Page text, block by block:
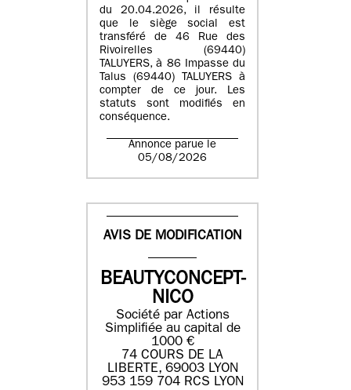
du 20.04.2026, il résulte
que le siège social est
transféré de 46 Rue des
Rivoirelles (69440)
TALUYERS, à 86 Impasse du
Talus (69440) TALUYERS à
compter de ce jour. Les
statuts sont modifiés en
conséquence.
Annonce parue le
05/08/2026
AVIS DE MODIFICATION
BEAUTYCONCEPT-
NICO
Société par Actions
Simplifiée au capital de
1000 €
74 COURS DE LA
LIBERTE, 69003 LYON
953 159 704 RCS LYON